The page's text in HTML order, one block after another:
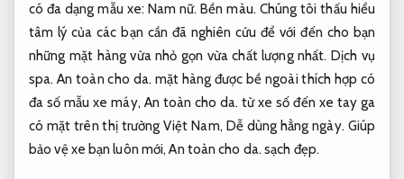
có đa dạng mẫu xe: Nam nữ. Bền màu. Chúng tôi thấu hiểu
tâm lý của các bạn cần đã nghiên cứu để với đến cho bạn
những mặt hàng vừa nhỏ gọn vừa chất lượng nhất. Dịch vụ
spa. An toàn cho da. mặt hàng được bề ngoài thích hợp có
đa số mẫu xe máy, An toàn cho da. từ xe số đến xe tay ga
có mặt trên thị trường Việt Nam, Dễ dùng hằng ngày. Giúp
bảo vệ xe bạn luôn mới,An toàn cho da. sạch đẹp.